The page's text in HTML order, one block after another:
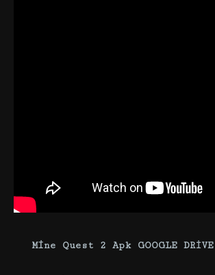
Mine Quest 2 Apk GOOGLE